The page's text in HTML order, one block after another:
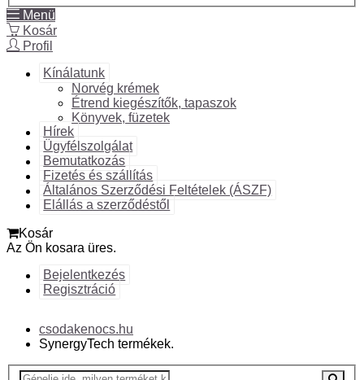
Menü
Kosár
Profil
Kínálatunk
Norvég krémek
Étrend kiegészítők, tapaszok
Könyvek, füzetek
Hírek
Ügyfélszolgálat
Bemutatkozás
Fizetés és szállítás
Általános Szerződési Feltételek (ÁSZF)
Elállás a szerződéstől
Kosár
Az Ön kosara üres.
Bejelentkezés
Regisztráció
csodakenocs.hu
SynergyTech termékek.